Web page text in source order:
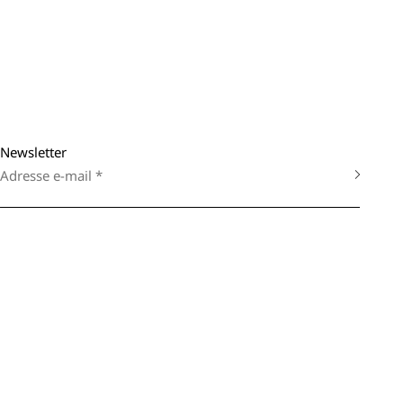
Newsletter